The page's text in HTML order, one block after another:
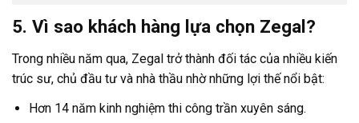
5. Vì sao khách hàng lựa chọn Zegal?
Trong nhiều năm qua, Zegal trở thành đối tác của nhiều kiến
trúc sư, chủ đầu tư và nhà thầu nhờ những lợi thế nổi bật:
Hơn 14 năm kinh nghiệm thi công trần xuyên sáng.